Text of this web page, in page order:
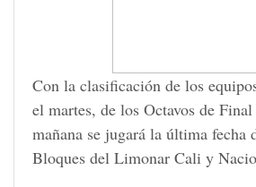
Con la clasificación de los
el martes, de los Octavos de
mañana se jugará la última fecha
Bloques del Limonar Cali y